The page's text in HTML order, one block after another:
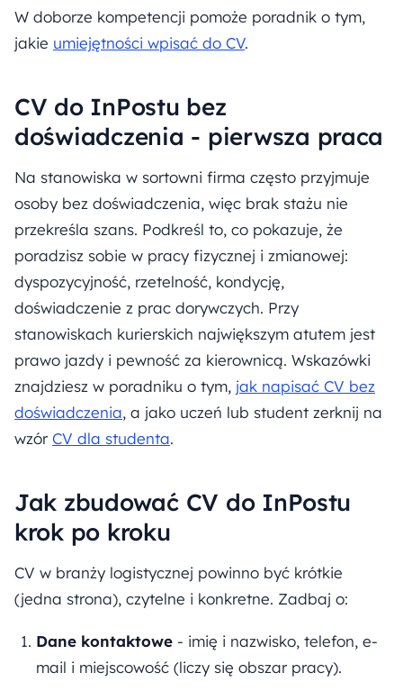
W doborze kompetencji pomoże poradnik o tym,
jakie umiejętności wpisać do CV.
CV do InPostu bez
doświadczenia - pierwsza praca
Na stanowiska w sortowni firma często przyjmuje
osoby bez doświadczenia, więc brak stażu nie
przekreśla szans. Podkreśl to, co pokazuje, że
poradzisz sobie w pracy fizycznej i zmianowej:
dyspozycyjność, rzetelność, kondycję,
doświadczenie z prac dorywczych. Przy
stanowiskach kurierskich największym atutem jest
prawo jazdy i pewność za kierownicą. Wskazówki
znajdziesz w poradniku o tym, jak napisać CV bez
doświadczenia, a jako uczeń lub student zerknij na
wzórCV dla studenta.
Jak zbudować CV do InPostu
krok po kroku
CV w branży logistycznej powinno być krótkie
(jedna strona), czytelne i konkretne. Zadbaj o:
Dane kontaktowe - imię i nazwisko, telefon, e-
mail i miejscowość (liczy się obszar pracy).